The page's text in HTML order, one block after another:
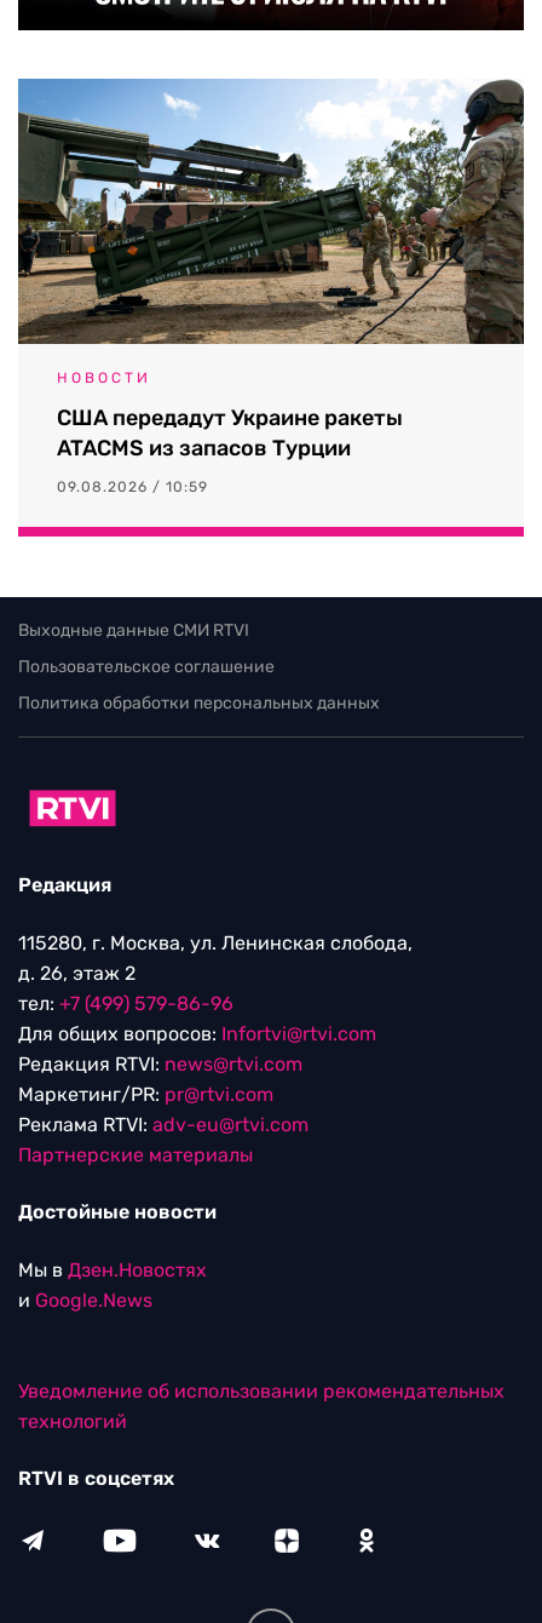
НОВОСТИ
США передадут Украине ракеты
ATACMS из запасов Турции
09.08.2026 / 10:59
Выходные данные СМИ RTVI
Пользовательское соглашение
Политика обработки персональных данных
Редакция
115280, г. Москва, ул. Ленинская слобода,
д. 26, этаж 2
тел: +7 (499) 579-86-96
Для общих вопросов: Infortvi@rtvi.com
Редакция RTVI: news@rtvi.com
Маркетинг/PR: pr@rtvi.com
Реклама RTVI: adv-eu@rtvi.com
Партнерские материалы
Достойные новости
Мы в Дзен.Новостях
и Google.News
Уведомление об использовании рекомендательных
технологий
RTVI в соцсетях